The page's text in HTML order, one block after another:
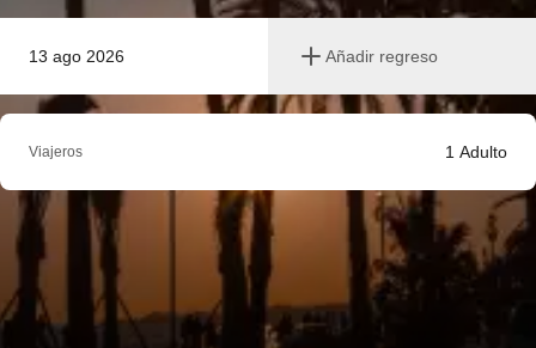
13 ago 2026 Añadir regreso
Viajeros 1 Adulto